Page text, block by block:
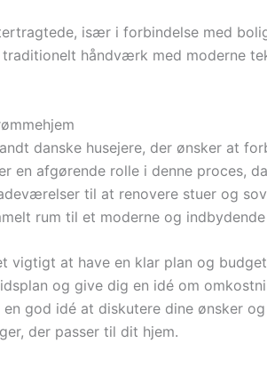
især i forbindelse med
håndværk med moderne
danske husejere, der ønsker at
en afgørende rolle i denne proces,
til at renovere stuer og
rum til et moderne og
vigtigt at have en klar plan og
og give dig en idé om
god idé at diskutere dine ønsker
der passer til dit hjem.